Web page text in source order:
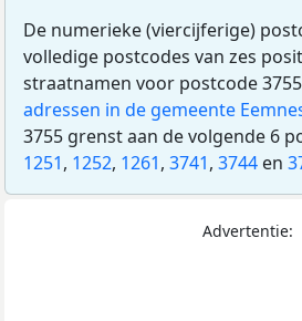
De numerieke (viercijferige)
volledige postcodes van zes
straatnamen voor postcode
adressen in de gemeente
3755 grenst aan de volgende 6
1251, 1252, 1261, 3741, 3744 en
Advertentie: